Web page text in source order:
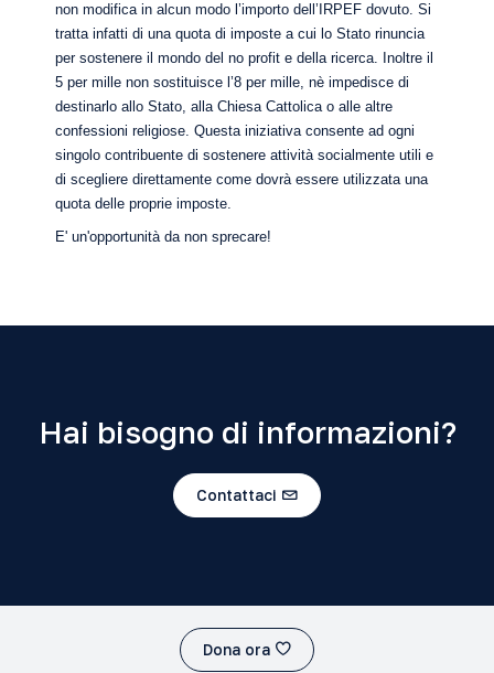
non modifica in alcun modo l’importo dell’IRPEF dovuto. Si
tratta infatti di una quota di imposte a cui lo Stato rinuncia
per sostenere il mondo del no profit e della ricerca. Inoltre il
5 per mille non sostituisce l’8 per mille, nè impedisce di
destinarlo allo Stato, alla Chiesa Cattolica o alle altre
confessioni religiose. Questa iniziativa consente ad ogni
singolo contribuente di sostenere attività socialmente utili e
di scegliere direttamente come dovrà essere utilizzata una
quota delle proprie imposte.
E' un'opportunità da non sprecare!
Hai bisogno di informazioni?
Contattaci
Dona ora